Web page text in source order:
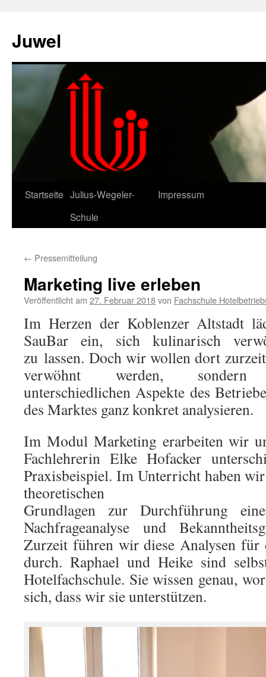
springen
Juwel
Startseite Julius-Wegeler-
Schule
Impressum
← Pressemitteilung
Marketing live erleben
Veröffentlicht am 27. Februar 2018von Fachschule
Im Herzen der Koblenzer Altstadt
SauBar ein, sich kulinarisch
zu lassen. Doch wir wollen dort
verwöhnt werden,
unterschiedlichen Aspekte des
des Marktes ganz konkret analysieren.
Im Modul Marketing erarbeiten wir
Fachlehrerin Elke Hofacker
Praxisbeispiel. Im Unterricht haben
theoretischen
Grundlagen zur Durchführung
Nachfrageanalyse und
Zurzeit führen wir diese Analysen für
durch. Raphael und Heike sind
Hotelfachschule. Sie wissen genau,
sich, dass wir sie unterstützen.